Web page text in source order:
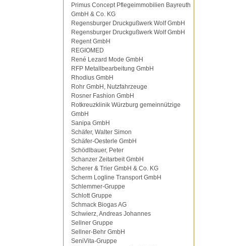
Primus Concept Pflegeimmobilien Bayreuth
GmbH & Co. KG
Regensburger Druckgußwerk Wolf GmbH
Regensburger Druckgußwerk Wolf GmbH
Regent GmbH
REGIOMED
René Lezard Mode GmbH
RFP Metallbearbeitung GmbH
Rhodius GmbH
Rohr GmbH, Nutzfahrzeuge
Rosner Fashion GmbH
Rotkreuzklinik Würzburg gemeinnützige
GmbH
Sanipa GmbH
Schäfer, Walter Simon
Schäfer-Oesterle GmbH
Schödlbauer, Peter
Schanzer Zeitarbeit GmbH
Scherer & Trier GmbH & Co. KG
Scherm Logline Transport GmbH
Schlemmer-Gruppe
Schlott Gruppe
Schmack Biogas AG
Schwierz, Andreas Johannes
Sellner Gruppe
Sellner-Behr GmbH
SeniVita-Gruppe